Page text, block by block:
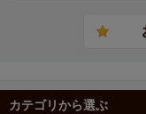
【製法】釜炒り
カテゴリから選ぶ